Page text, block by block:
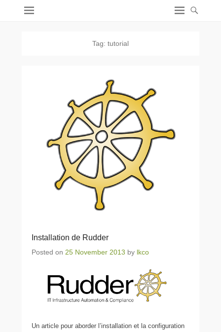
Tag: tutorial
Installation de Rudder
Posted on 25 November 2013 by lkco
Un article pour aborder l’installation et la configuration